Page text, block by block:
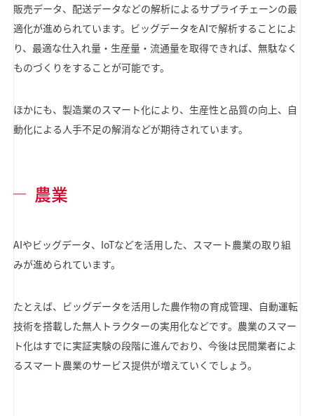
販売データ、配送データなどの解析によるサプライチェーンの最
適化が進められています。ビッグデータをAIで解析することによ
り、最適な仕入れ量・生産量・流通量を取得できれば、無駄なく
ものづくりをすることが可能です。
ほかにも、製造業のスマート化により、生産性と品質の向上、自
動化による人手不足の解消などが期待されています。
農業
AIやビッグデータ、IoTなどを活用した、スマート農業の取り組
みが進められています。
たとえば、ビッグデータを活用した農作物の育成管理、自動運転
技術を搭載した無人トラクターの実用化などです。農業のスマー
ト化はすでに実証実験の段階に進んでおり、今後は民間業者によ
るスマート農業のサービス提供が増えていくでしょう。